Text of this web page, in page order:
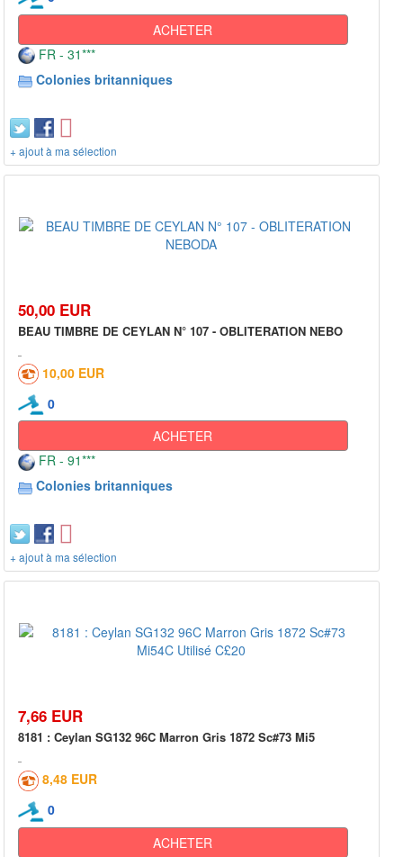
ACHETER
FR - 31***
Colonies britanniques
+ ajout à ma sélection
50,00 EUR
BEAU TIMBRE DE CEYLAN N° 107 - OBLITERATION NEBO
10,00 EUR
0
ACHETER
FR - 91***
Colonies britanniques
+ ajout à ma sélection
7,66 EUR
8181 : Ceylan SG132 96C Marron Gris 1872 Sc#73 Mi5
8,48 EUR
0
ACHETER